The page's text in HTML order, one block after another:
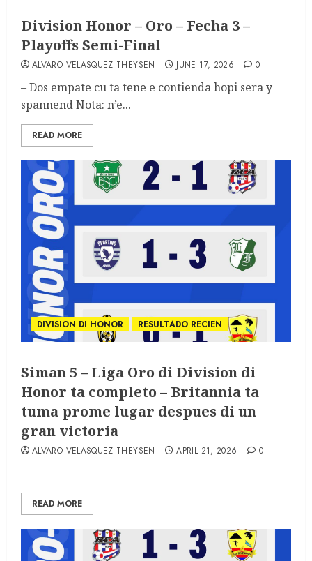
Division Honor – Oro – Fecha 3 –
Playoffs Semi-Final
ALVARO VELASQUEZ THEYSEN JUNE 17, 2026 0
– Dos empate cu ta tene e contienda hopi sera y
spannend Nota: n’e...
READ MORE
DIVISION DI HONOR RESULTADO RECIEN
Siman 5 – Liga Oro di Division di
Honor ta completo – Britannia ta
tuma prome lugar despues di un
gran victoria
ALVARO VELASQUEZ THEYSEN APRIL 21, 2026 0
–
READ MORE